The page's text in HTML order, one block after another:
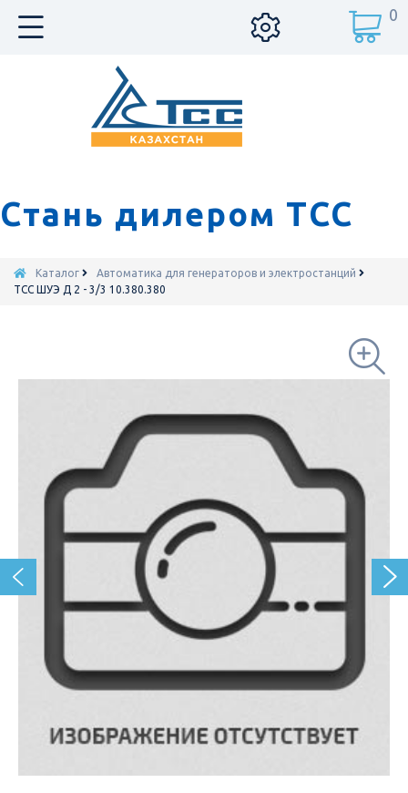
Стань дилером ТСС
0
Каталог
Автоматика для генераторов и электростанций
ТСС ШУЭ Д 2 - 3/3 10.380.380